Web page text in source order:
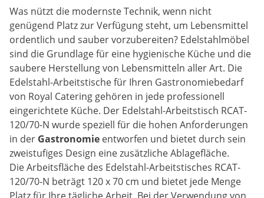
Was nützt die modernste Technik, wenn nicht
genügend Platz zur Verfügung steht, um Lebensmittel
ordentlich und sauber vorzubereiten? Edelstahlmöbel
sind die Grundlage für eine hygienische Küche und die
saubere Herstellung von Lebensmitteln aller Art. Die
Edelstahl-Arbeitstische für Ihren Gastronomiebedarf
von Royal Catering gehören in jede professionell
eingerichtete Küche. Der Edelstahl-Arbeitstisch RCAT-
120/70-N wurde speziell für die hohen Anforderungen
in der Gastronomie entworfen und bietet durch sein
zweistufiges Design eine zusätzliche Ablagefläche.
Die Arbeitsfläche des Edelstahl-Arbeitstisches RCAT-
120/70-N beträgt 120 x 70 cm und bietet jede Menge